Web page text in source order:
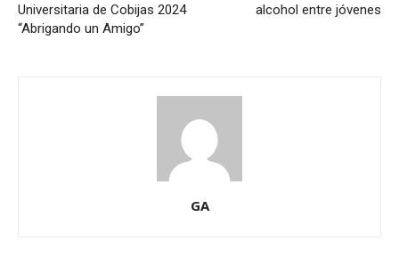
Universitaria de Cobijas 2024
“Abrigando un Amigo”
alcohol entre jóvenes
GA